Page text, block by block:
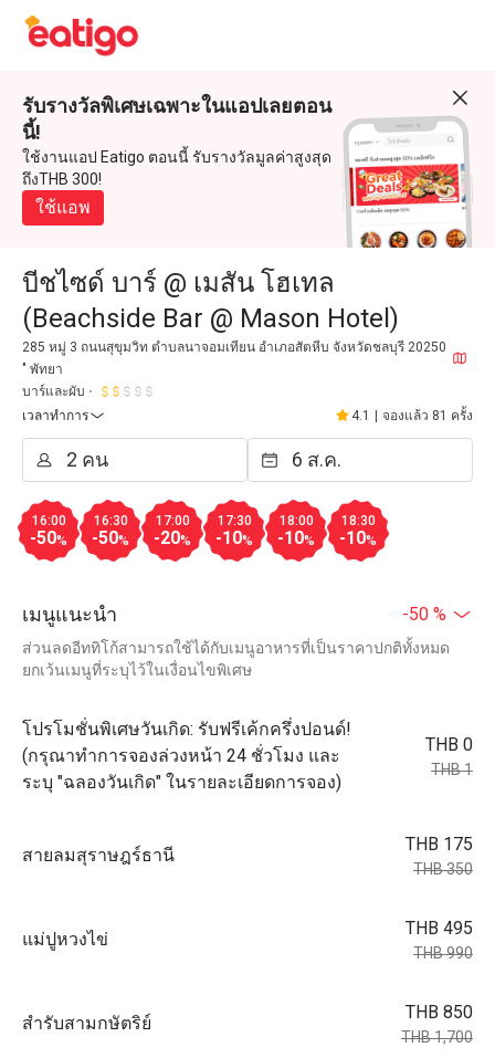
รับรางวัลพิเศษเฉพาะในแอปเลยตอน
นี้!
ใช้งานแอป Eatigo ตอนนี้ รับรางวัลมูลค่าสูงสุด
ถึงTHB 300!
ใช้แอพ
บีชไซด์ บาร์ @ เมสัน โฮเทล
(Beachside Bar @ Mason Hotel)
285 หมู่ 3 ถนนสุขุมวิท ตำบลนาจอมเทียน อำเภอสัตหีบ จังหวัดชลบุรี 20250
" พัทยา
บาร์และผับ
เวลาทำการ
4.1 จองแล้ว 81 ครั้ง
16:00
-50%
16:30
-50%
17:00
-20%
17:30
-10%
18:00
-10%
18:30
-10%
เมนูแนะนำ -50 %
ส่วนลดอีททิโก้สามารถใช้ได้กับเมนูอาหารที่เป็นราคาปกติทั้งหมด
ยกเว้นเมนูที่ระบุไว้ในเงื่อนไขพิเศษ
โปรโมชั่นพิเศษวันเกิด: รับฟรีเค้กครึ่งปอนด์!
(กรุณาทำการจองล่วงหน้า 24 ชั่วโมง และ
ระบุ "ฉลองวันเกิด" ในรายละเอียดการจอง)
THB 0
THB 1
สายลมสุราษฎร์ธานี
THB 175
THB 350
แม่ปูหวงไข่
THB 495
THB 990
สำรับสามกษัตริย์
THB 850
THB 1,700